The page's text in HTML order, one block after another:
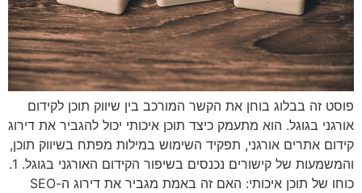
פוסט זה בבלוג בוחן את הקשר המורכב בין שיווק תוכן לקידום
אורגני בגוגל. הוא מתעמק כיצד תוכן איכותי יכול להגביר את דירוג
קידום אתרים אורגני, תפקיד השימוש במילות מפתח בשיווק תוכן,
והמשמעות של קישורים נכנסים בשיפור הקידום האורגני בגוגל. 1.
כוחו של תוכן איכותי: האם זה באמת מגביר את דירוג ה-SEO